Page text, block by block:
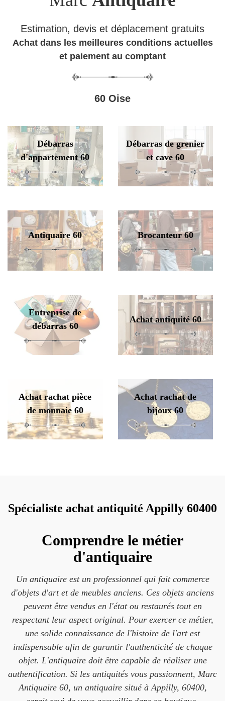
Estimation, devis et déplacement gratuits
Achat dans les meilleures conditions actuelles
et paiement au comptant
60 Oise
Débarras
d'appartement 60
Débarras de grenier
et cave 60
Antiquaire 60 Brocanteur 60
Entreprise de
débarras 60
Achat antiquité 60
Achat rachat pièce
de monnaie 60
Achat rachat de
bijoux 60
Spécialiste achat antiquité Appilly 60400
Comprendre le métier
d'antiquaire
Un antiquaire est un professionnel qui fait commerce
d'objets d'art et de meubles anciens. Ces objets anciens
peuvent être vendus en l'état ou restaurés tout en
respectant leur aspect original. Pour exercer ce métier,
une solide connaissance de l'histoire de l'art est
indispensable afin de garantir l'authenticité de chaque
objet. L'antiquaire doit être capable de réaliser une
authentification. Si les antiquités vous passionnent, Marc
Antiquaire 60, un antiquaire situé à Appilly, 60400,